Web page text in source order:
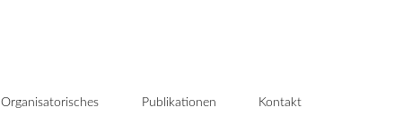
Organisatorisches Publikationen Kontakt